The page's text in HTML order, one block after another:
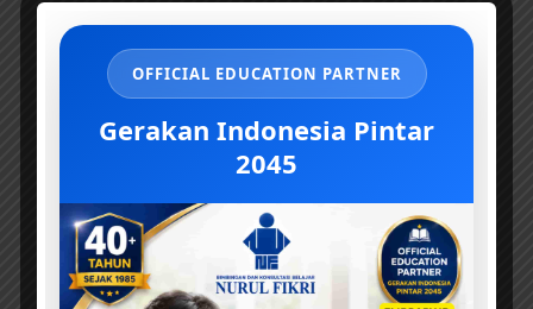
OFFICIAL EDUCATION PARTNER
Gerakan Indonesia Pintar
2045